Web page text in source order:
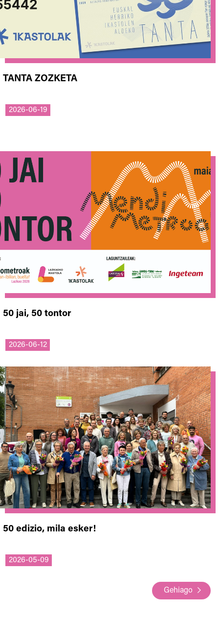
TANTA ZOZKETA
2026-06-19
50 jai, 50 tontor
2026-06-12
50 edizio, mila esker!
2026-05-09
Gehiago